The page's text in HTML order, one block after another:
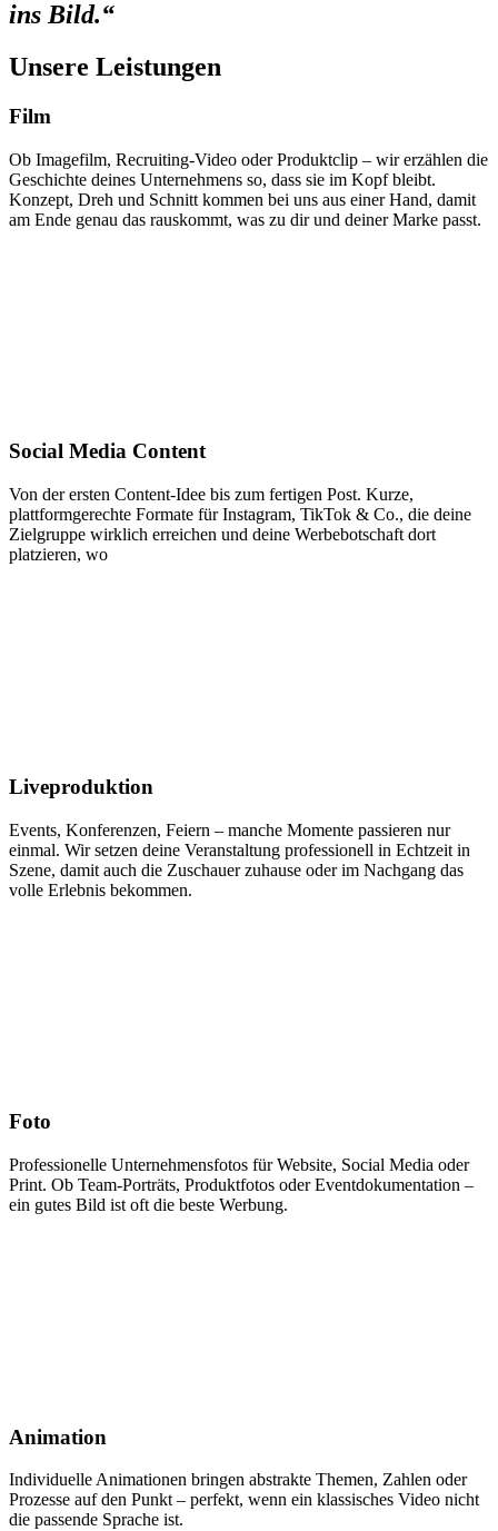
ins Bild.“
Unsere Leistungen
Film
Ob Imagefilm, Recruiting-Video oder Produktclip – wir erzählen die
Geschichte deines Unternehmens so, dass sie im Kopf bleibt.
Konzept, Dreh und Schnitt kommen bei uns aus einer Hand, damit
am Ende genau das rauskommt, was zu dir und deiner Marke passt.
Social Media Content
Von der ersten Content-Idee bis zum fertigen Post. Kurze,
plattformgerechte Formate für Instagram, TikTok & Co., die deine
Zielgruppe wirklich erreichen und deine Werbebotschaft dort
platzieren, wo
Liveproduktion
Events, Konferenzen, Feiern – manche Momente passieren nur
einmal. Wir setzen deine Veranstaltung professionell in Echtzeit in
Szene, damit auch die Zuschauer zuhause oder im Nachgang das
volle Erlebnis bekommen.
Foto
Professionelle Unternehmensfotos für Website, Social Media oder
Print. Ob Team-Porträts, Produktfotos oder Eventdokumentation –
ein gutes Bild ist oft die beste Werbung.
Animation
Individuelle Animationen bringen abstrakte Themen, Zahlen oder
Prozesse auf den Punkt – perfekt, wenn ein klassisches Video nicht
die passende Sprache ist.